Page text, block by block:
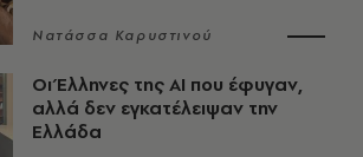
Νατάσσα Καρυστινού
Οι Έλληνες της ΑΙ που έφυγαν,
αλλά δεν εγκατέλειψαν την
Ελλάδα